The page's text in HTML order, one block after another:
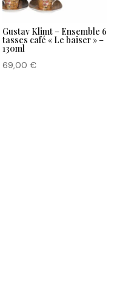
Gustav Klimt – Ensemble 6
tasses café « Le baiser » –
130ml
69,00€